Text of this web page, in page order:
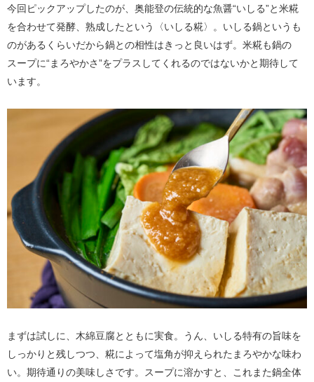
今回ピックアップしたのが、奥能登の伝統的な魚醤“いしる”と米糀
を合わせて発酵、熟成したという〈いしる糀〉。いしる鍋というも
のがあるくらいだから鍋との相性はきっと良いはず。米糀も鍋の
スープに“まろやかさ”をプラスしてくれるのではないかと期待して
います。
まずは試しに、木綿豆腐とともに実食。うん、いしる特有の旨味を
しっかりと残しつつ、糀によって塩角が抑えられたまろやかな味わ
い。期待通りの美味しさです。スープに溶かすと、これまた鍋全体